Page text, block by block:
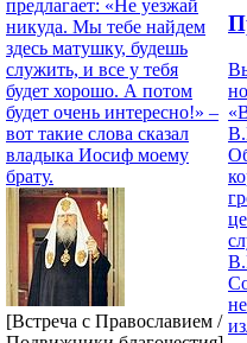
предлагает: «Не уезжай
никуда. Мы тебе найдем
здесь матушку, будешь
служить, и все у тебя
будет хорошо. А потом
будет очень интересно!» –
вот такие слова сказал
владыка Иосиф моему
брату.
[Встреча с Православием /